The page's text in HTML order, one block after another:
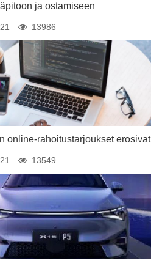
ja ostamiseen
13986
online-rahoitustarjoukset erosivat
13549